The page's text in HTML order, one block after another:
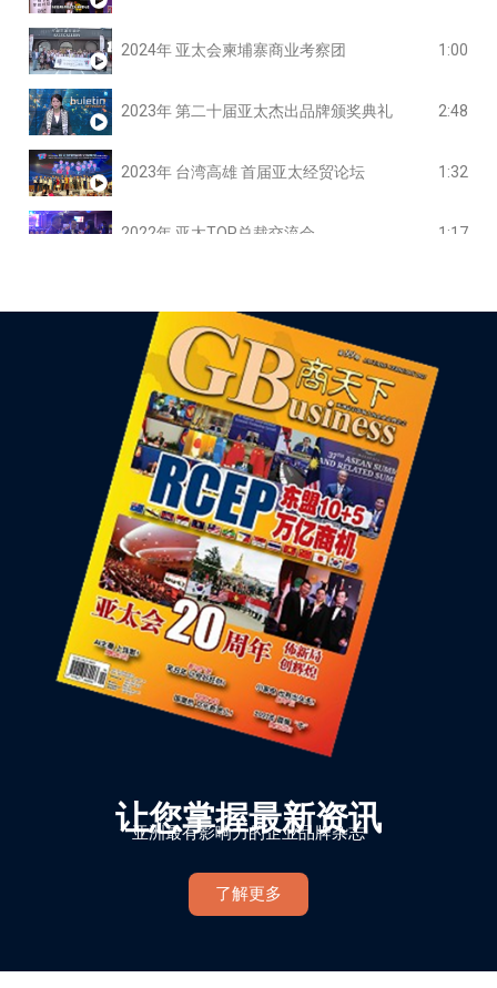
2024年 亚太会柬埔寨商业考察团 1:00
2023年 第二十届亚太杰出品牌颁奖典礼 2:48
2023年 台湾高雄 首届亚太经贸论坛 1:32
2022年 亚太TOP总裁交流会 1:17
亚太会太阳能光伏绿色能源委员会
亚太会引领东盟产品 走进中国市场
让您掌握最新资讯
亚洲最有影响力的企业品牌杂志
了解更多